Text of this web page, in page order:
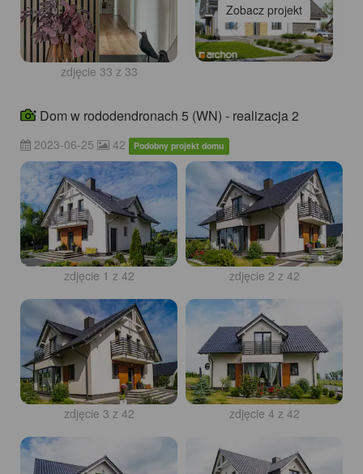
zdjęcie 33 z 33
Zobacz projekt
Dom w rododendronach 5 (WN) - realizacja 2
2023-06-25 42 Podobny projekt domu
zdjęcie 1 z 42 zdjęcie 2 z 42
zdjęcie 3 z 42 zdjęcie 4 z 42